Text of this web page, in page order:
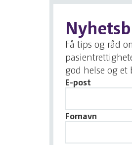
Få tips og råd
god helse og et
E-post
Fornavn